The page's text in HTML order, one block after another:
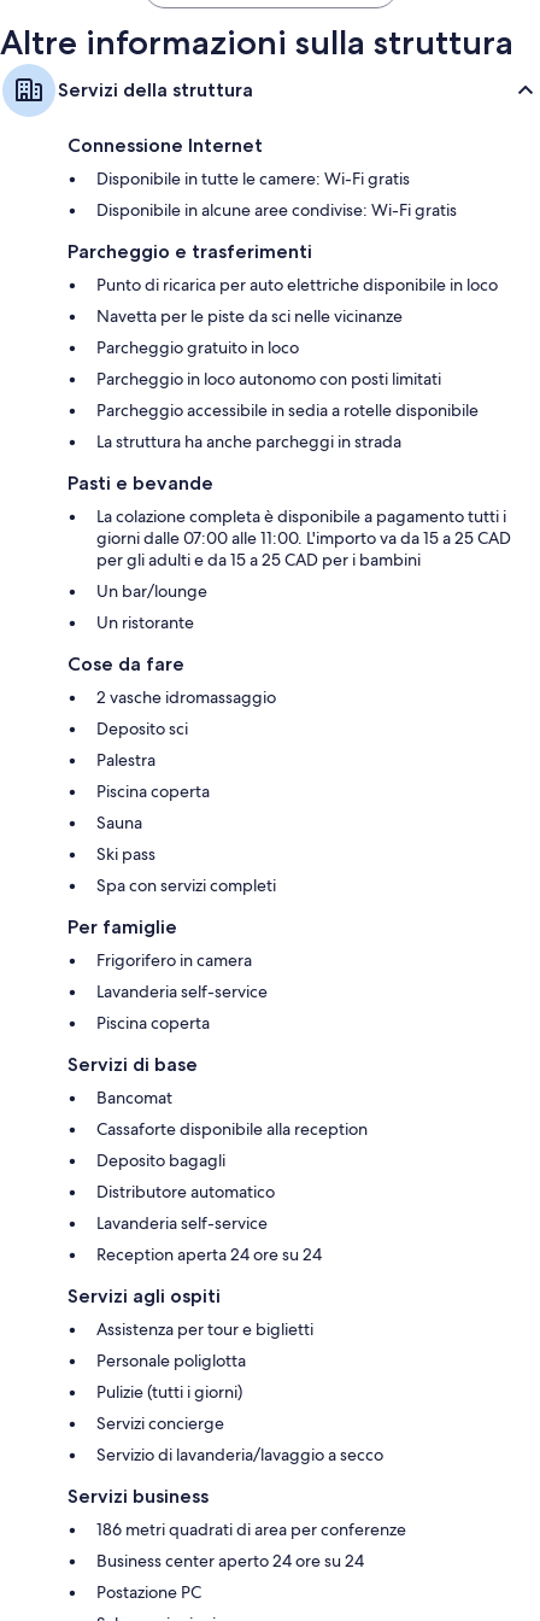
Frigoriferi, bollitore elettrico e riscaldamento
Altre informazioni sulla struttura
Servizi della struttura
Connessione Internet
Disponibile in tutte le camere: Wi-Fi gratis
Disponibile in alcune aree condivise: Wi-Fi gratis
Parcheggio e trasferimenti
Punto di ricarica per auto elettriche disponibile in loco
Navetta per le piste da sci nelle vicinanze
Parcheggio gratuito in loco
Parcheggio in loco autonomo con posti limitati
Parcheggio accessibile in sedia a rotelle disponibile
La struttura ha anche parcheggi in strada
Pasti e bevande
La colazione completa è disponibile a pagamento tutti i
giorni dalle 07:00 alle 11:00. L'importo va da 15 a 25 CAD
per gli adulti e da 15 a 25 CAD per i bambini
Un bar/lounge
Un ristorante
Cose da fare
2 vasche idromassaggio
Deposito sci
Palestra
Piscina coperta
Sauna
Ski pass
Spa con servizi completi
Per famiglie
Frigorifero in camera
Lavanderia self-service
Piscina coperta
Servizi di base
Bancomat
Cassaforte disponibile alla reception
Deposito bagagli
Distributore automatico
Lavanderia self-service
Reception aperta 24 ore su 24
Servizi agli ospiti
Assistenza per tour e biglietti
Personale poliglotta
Pulizie (tutti i giorni)
Servizi concierge
Servizio di lavanderia/lavaggio a secco
Servizi business
186 metri quadrati di area per conferenze
Business center aperto 24 ore su 24
Postazione PC